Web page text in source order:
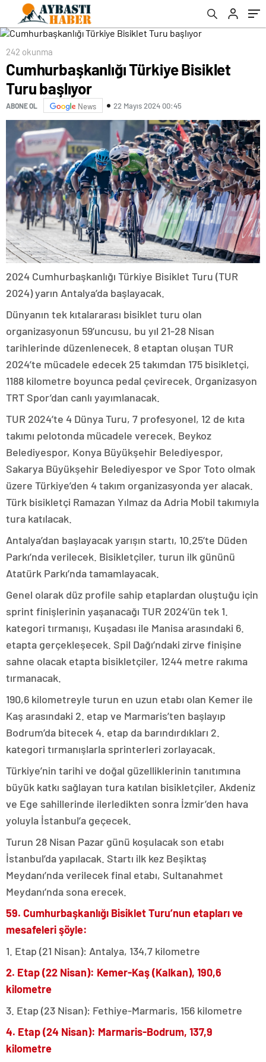
242 okunma
Cumhurbaşkanlığı Türkiye Bisiklet
Turu başlıyor
ABONE OL News 22 Mayıs 2024 00:45
2024 Cumhurbaşkanlığı Türkiye Bisiklet Turu (TUR
2024) yarın Antalya’da başlayacak.
Dünyanın tek kıtalararası bisiklet turu olan
organizasyonun 59’uncusu, bu yıl 21-28 Nisan
tarihlerinde düzenlenecek. 8 etaptan oluşan TUR
2024’te mücadele edecek 25 takımdan 175 bisikletçi,
1188 kilometre boyunca pedal çevirecek. Organizasyon
TRT Spor’dan canlı yayımlanacak.
TUR 2024’te 4 Dünya Turu, 7 profesyonel, 12 de kıta
takımı pelotonda mücadele verecek. Beykoz
Belediyespor, Konya Büyükşehir Belediyespor,
Sakarya Büyükşehir Belediyespor ve Spor Toto olmak
üzere Türkiye’den 4 takım organizasyonda yer alacak.
Türk bisikletçi Ramazan Yılmaz da Adria Mobil takımıyla
tura katılacak.
Antalya’dan başlayacak yarışın startı, 10.25’te Düden
Parkı’nda verilecek. Bisikletçiler, turun ilk gününü
Atatürk Parkı’nda tamamlayacak.
Genel olarak düz profile sahip etaplardan oluştuğu için
sprint finişlerinin yaşanacağı TUR 2024’ün tek 1.
kategori tırmanışı, Kuşadası ile Manisa arasındaki 6.
etapta gerçekleşecek. Spil Dağı’ndaki zirve finişine
sahne olacak etapta bisikletçiler, 1244 metre rakıma
tırmanacak.
190,6 kilometreyle turun en uzun etabı olan Kemer ile
Kaş arasındaki 2. etap ve Marmaris’ten başlayıp
Bodrum’da bitecek 4. etap da barındırdıkları 2.
kategori tırmanışlarla sprinterleri zorlayacak.
Türkiye’nin tarihi ve doğal güzelliklerinin tanıtımına
büyük katkı sağlayan tura katılan bisikletçiler, Akdeniz
ve Ege sahillerinde ilerledikten sonra İzmir’den hava
yoluyla İstanbul’a geçecek.
Turun 28 Nisan Pazar günü koşulacak son etabı
İstanbul’da yapılacak. Startı ilk kez Beşiktaş
Meydanı’nda verilecek final etabı, Sultanahmet
Meydanı’nda sona erecek.
59. Cumhurbaşkanlığı Bisiklet Turu’nun etapları ve
mesafeleri şöyle:
1. Etap (21 Nisan): Antalya, 134,7 kilometre
2. Etap (22 Nisan): Kemer-Kaş (Kalkan), 190,6
kilometre
3. Etap (23 Nisan): Fethiye-Marmaris, 156 kilometre
4. Etap (24 Nisan): Marmaris-Bodrum, 137,9
kilometre